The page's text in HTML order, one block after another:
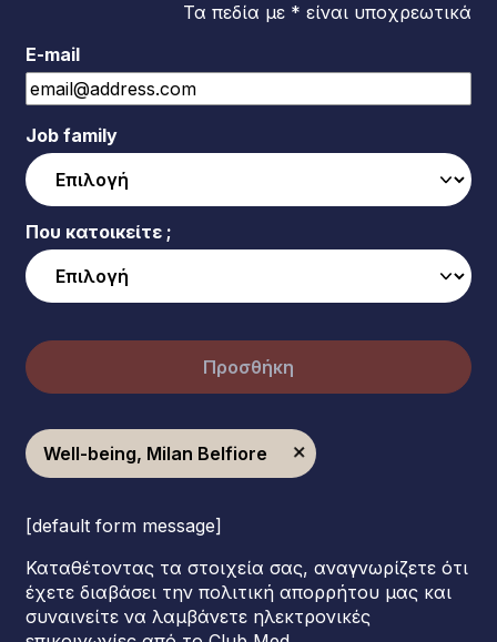
Τα πεδία με * είναι υποχρεωτικά
E-mail
Job family
Που κατοικείτε ;
Προσθήκη
Well-being, Milan Belfiore
[default form message]
Καταθέτοντας τα στοιχεία σας, αναγνωρίζετε ότι
έχετε διαβάσει την πολιτική απορρήτου μας και
συναινείτε να λαμβάνετε ηλεκτρονικές